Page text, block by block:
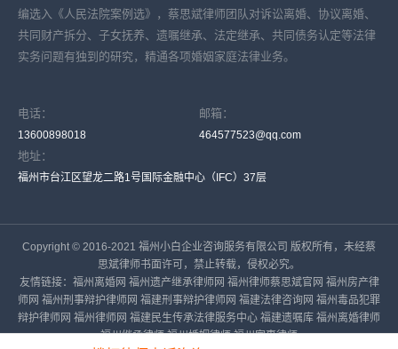
编选入《人民法院案例选》，蔡思斌律师团队对诉讼离婚、协议离婚、
共同财产拆分、子女抚养、遗嘱继承、法定继承、共同债务认定等法律
实务问题有独到的研究，精通各项婚姻家庭法律业务。
电话：
13600898018
邮箱：
464577523@qq.com
地址：
福州市台江区望龙二路1号国际金融中心（IFC）37层
Copyright © 2016-2021 福州小白企业咨询服务有限公司 版权所有，未经蔡
思斌律师书面许可，禁止转载，侵权必究。
友情链接： 福州离婚网 福州遗产继承律师网 福州律师蔡思斌官网 福州房产律
师网 福州刑事辩护律师网 福建刑事辩护律师网 福建法律咨询网 福州毒品犯罪
辩护律师网 福州律师网 福建民生传承法律服务中心 福建遗嘱库 福州离婚律师
福州继承律师 福州婚姻律师 福州家事律师